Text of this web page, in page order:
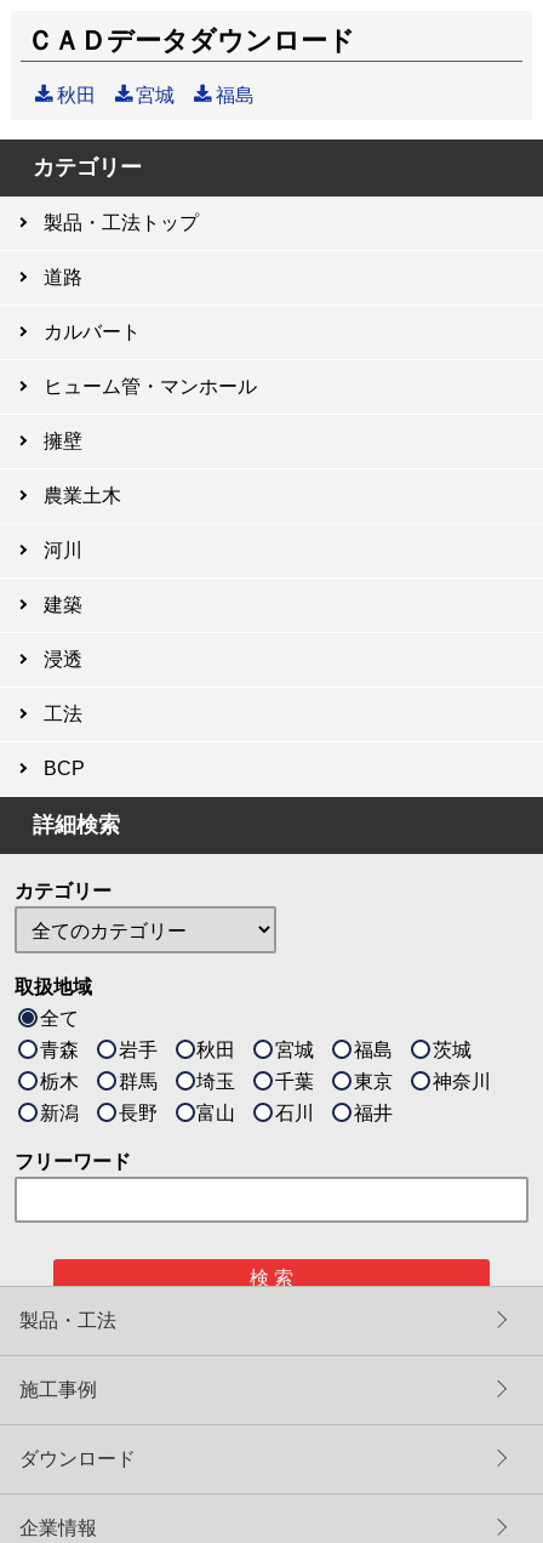
ＣＡＤデータダウンロード
秋田 宮城 福島
カテゴリー
製品・工法トップ
道路
カルバート
ヒューム管・マンホール
擁壁
農業土木
河川
建築
浸透
工法
BCP
詳細検索
カテゴリー
取扱地域
全て
青森
岩手 秋田 宮城 福島
茨城
栃木
群馬 埼玉 千葉 東京
神奈川
新潟
長野 富山 石川 福井
フリーワード
検 索
製品・工法
施工事例
ダウンロード
企業情報